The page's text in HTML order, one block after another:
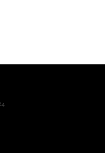
в комплекте с